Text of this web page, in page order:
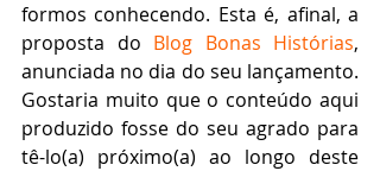
formos conhecendo. Esta é, afinal, a
proposta do Blog Bonas Histórias,
anunciada no dia do seu lançamento.
Gostaria muito que o conteúdo aqui
produzido fosse do seu agrado para
tê-lo(a) próximo(a) ao longo deste